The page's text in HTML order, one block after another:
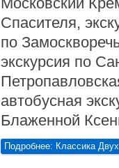
Московский
Спасителя,
по
экскурсия по
автобусная
Блаженной
Подробнее: Классика